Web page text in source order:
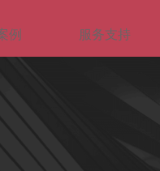
例 服务支持